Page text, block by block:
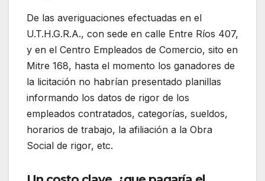
De las averiguaciones efectuadas en el
U.T.H.G.R.A., con sede en calle Entre Ríos 407,
y en el Centro Empleados de Comercio, sito en
Mitre 168, hasta el momento los ganadores de
la licitación no habrían presentado planillas
informando los datos de rigor de los
empleados contratados, categorías, sueldos,
horarios de trabajo, la afiliación a la Obra
Social de rigor, etc.